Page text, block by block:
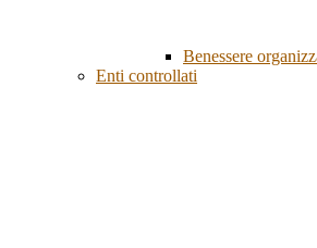
Benessere
Enti controllati